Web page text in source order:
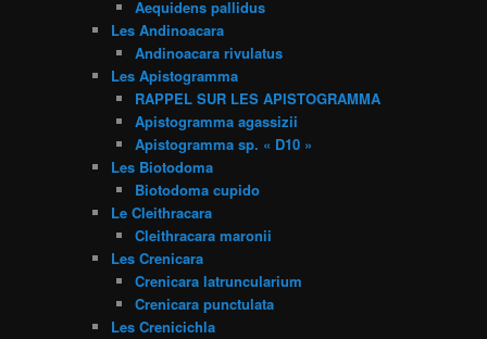
Aequidens pallidus
Les Andinoacara
Andinoacara rivulatus
Les Apistogramma
RAPPEL SUR LES APISTOGRAMMA
Apistogramma agassizii
Apistogramma sp. « D10 »
Les Biotodoma
Biotodoma cupido
Le Cleithracara
Cleithracara maronii
Les Crenicara
Crenicara latruncularium
Crenicara punctulata
Les Crenicichla